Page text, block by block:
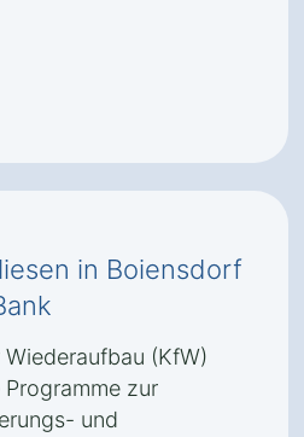
in Boiensdorf
(KfW)
zur
und